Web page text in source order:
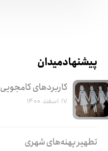
پیشنهاد میدان
کاربرد‌های کامجویی
۱۷ اسفند ۱۴۰۰
تطهیر پهنه‌های شهری